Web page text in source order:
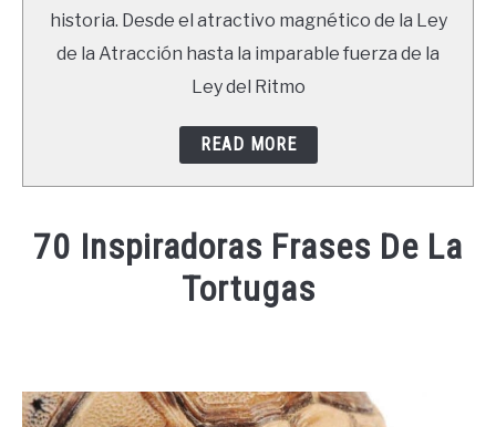
historia. Desde el atractivo magnético de la Ley
de la Atracción hasta la imparable fuerza de la
Ley del Ritmo
READ MORE
70 Inspiradoras Frases De La
Tortugas